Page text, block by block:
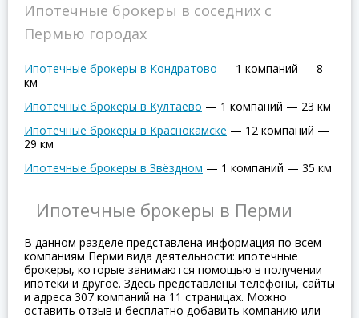
Ипотечные брокеры в соседних с
Пермью городах
Ипотечные брокеры в Кондратово — 1 компаний — 8
км
Ипотечные брокеры в Култаево — 1 компаний — 23 км
Ипотечные брокеры в Краснокамске — 12 компаний —
29 км
Ипотечные брокеры в Звёздном — 1 компаний — 35 км
Ипотечные брокеры в Перми
В данном разделе представлена информация по всем
компаниям Перми вида деятельности: ипотечные
брокеры, которые занимаются помощью в получении
ипотеки и другое. Здесь представлены телефоны, сайты
и адреса 307 компаний на 11 страницах. Можно
оставить отзыв и бесплатно добавить компанию или